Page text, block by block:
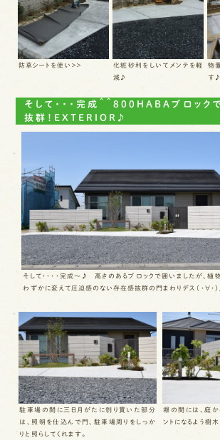
防草シートを使い＞＞
化粧砂利をしいてメンテを軽
減♪
物
す♪
そして・・・完成＾＾800HABAブロック
抜群！EXTERIOR♪
そして・・・・完成～♪ 高さのあるブロックで囲いましたが、植
わずかに変えて圧迫感のない存在感抜群の門まわりデス（・∀・
駐車場の間に三日月がたに刳り貫いた部分
は、照明を仕込んで門、駐車場周りをしっか
りと照らしてくれます。
塀の間には、庭か
ントになるよう樹